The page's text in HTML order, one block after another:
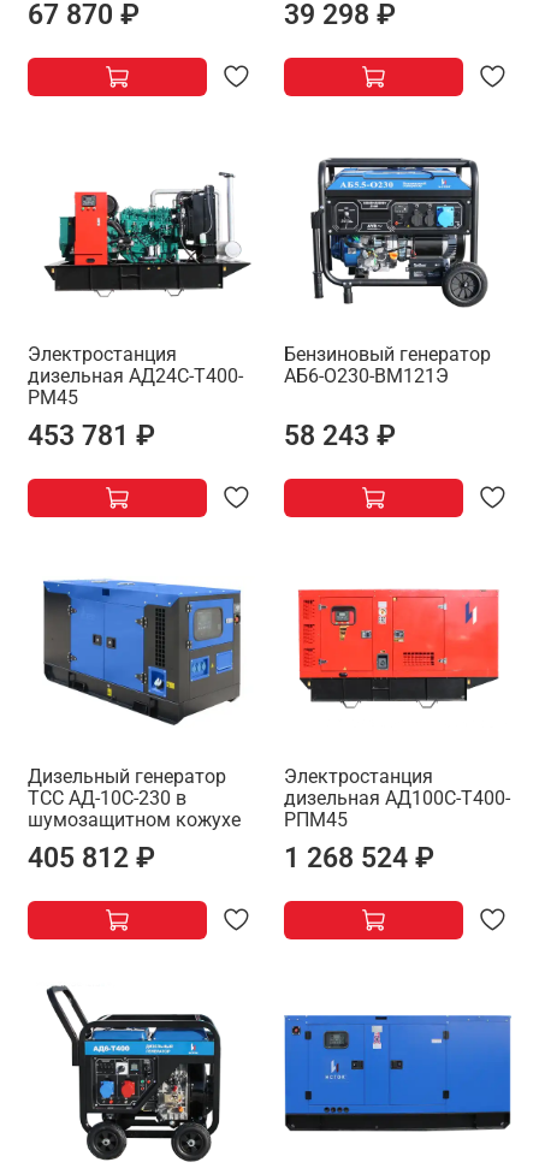
67 870 ₽ 39 298 ₽
Электростанция
дизельная АД24С-Т400-
РМ45
453 781 ₽
Бензиновый генератор
АБ6-О230-ВМ121Э
58 243 ₽
Дизельный генератор
ТСС АД-10С-230 в
шумозащитном кожухе
405 812 ₽
Электростанция
дизельная АД100С-Т400-
РПМ45
1 268 524 ₽